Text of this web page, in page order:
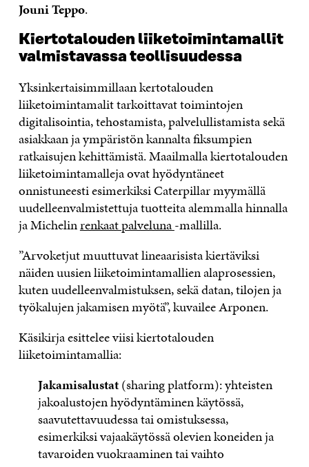
Jouni Teppo.
Kiertotalouden liiketoimintamallit
valmistavassa teollisuudessa
Yksinkertaisimmillaan kertotalouden
liiketoimintamalit tarkoittavat toimintojen
digitalisointia, tehostamista, palvelullistamista sekä
asiakkaan ja ympäristön kannalta fiksumpien
ratkaisujen kehittämistä. Maailmalla kiertotalouden
liiketoimintamalleja ovat hyödyntäneet
onnistuneesti esimerkiksi Caterpillar myymällä
uudelleenvalmistettuja tuotteita alemmalla hinnalla
ja Michelinrenkaat palveluna-mallilla.
”Arvoketjut muuttuvat lineaarisista kiertäviksi
näiden uusien liiketoimintamallien alaprosessien,
kuten uudelleenvalmistuksen, sekä datan, tilojen ja
työkalujen jakamisen myötä”, kuvailee Arponen.
Käsikirja esittelee viisi kiertotalouden
liiketoimintamallia:
Jakamisalustat(sharing platform): yhteisten
jakoalustojen hyödyntäminen käytössä,
saavutettavuudessa tai omistuksessa,
esimerkiksi vajaakäytössä olevien koneiden ja
tavaroiden vuokraaminen tai vaihto